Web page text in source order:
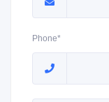
Phone*